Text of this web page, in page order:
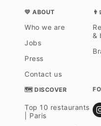
💛 ABOUT
Who we are
Jobs
Press
Contact us
&
🗺 DISCOVER
Top 10 restaurants
| Paris